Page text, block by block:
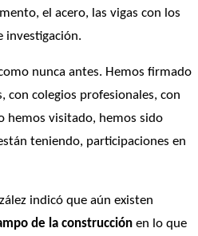
el acero, las vigas con los
investigación.
nunca antes. Hemos firmado
con colegios profesionales, con
hemos visitado, hemos sido
teniendo, participaciones en
indicó que aún existen
de la construcción en lo que